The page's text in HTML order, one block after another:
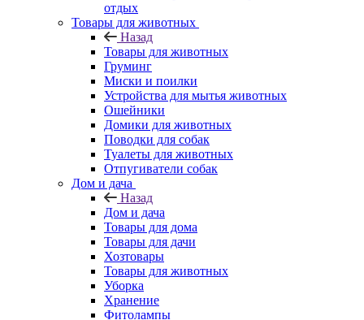
отдых
Товары для животных
Назад
Товары для животных
Груминг
Миски и поилки
Устройства для мытья животных
Ошейники
Домики для животных
Поводки для собак
Туалеты для животных
Отпугиватели собак
Дом и дача
Назад
Дом и дача
Товары для дома
Товары для дачи
Хозтовары
Товары для животных
Уборка
Хранение
Фитолампы